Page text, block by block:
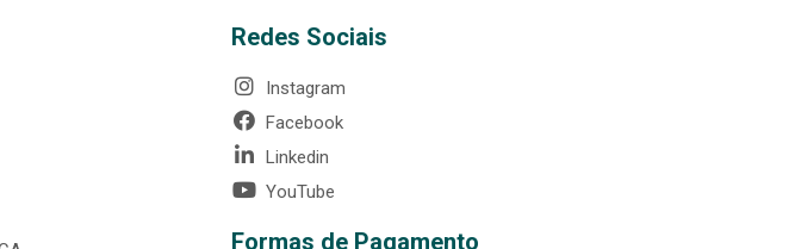
Redes Sociais
Instagram
Facebook
Linkedin
YouTube
Formas de Pagamento